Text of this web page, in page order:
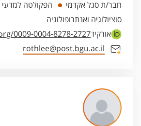
חבר/ת סגל אקדמי
הפקולטה
סוציולוגיה ואנתרופולוגיה
אורקיד0009-0004-8278-2727
rothlee@post.bgu.ac.il